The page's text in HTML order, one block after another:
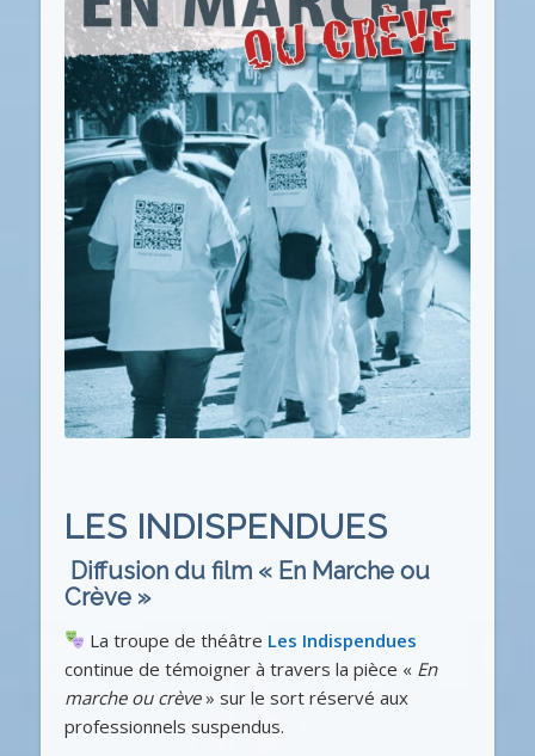
LES INDISPENDUES
Diffusion du film « En Marche ou
Crève »
La troupe de théâtre Les Indispendues
continue de témoigner à travers la pièce « En
marche ou crève» sur le sort réservé aux
professionnels suspendus.